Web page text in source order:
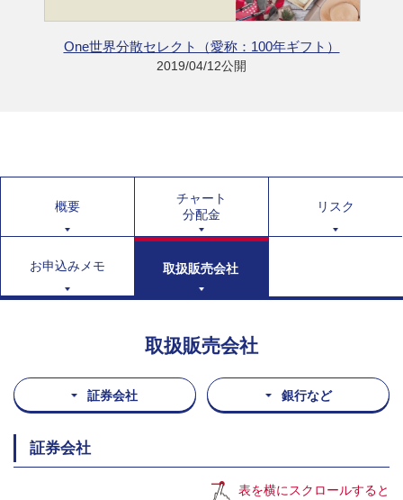
One世界分散セレクト（愛称：100年ギフト）
2019/04/12公開
概要
チャート
分配金
リスク
お申込みメモ 取扱販売会社
取扱販売会社
証券会社 銀行など
証券会社
表を横にスクロールすると